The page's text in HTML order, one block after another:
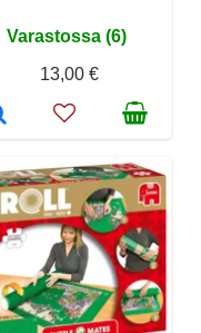
Varastossa (6)
13,00 €